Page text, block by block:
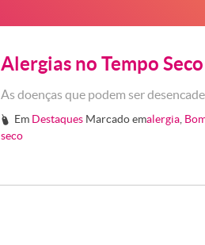
Alergias no Tempo Seco
As doenças que podem ser
# Em Destaques Marcado emalergia
seco